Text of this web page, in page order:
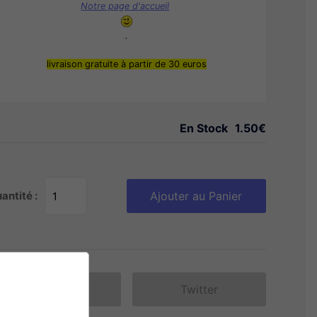
Notre page d'accueil
.
livraison gratuite à partir de 30 euros
En Stock 1.50€
: Ajouter au Panier
Twitter